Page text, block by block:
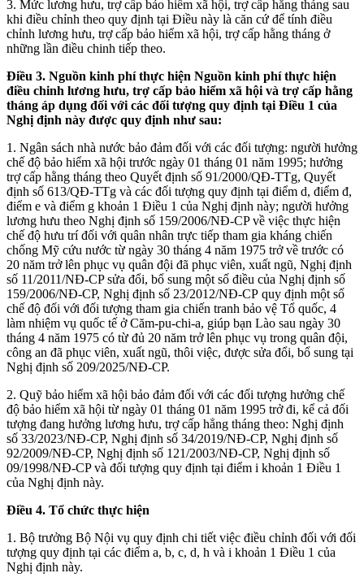
3. Mức lương hưu, trợ cấp bảo hiểm xã hội, trợ cấp hằng tháng sau
khi điều chỉnh theo quy định tại Điều này là căn cứ để tính điều
chỉnh lương hưu, trợ cấp bảo hiểm xã hội, trợ cấp hằng tháng ở
những lần điều chinh tiếp theo.
Điều 3. Nguồn kinh phí thực hiện Nguồn kinh phí thực hiện
điều chinh lương hưu, trợ cấp bảo hiểm xã hội và trợ cấp hằng
tháng áp dụng đối với các đối tượng quy định tại Điều 1 của
Nghị định này được quy định như sau:
1. Ngân sách nhà nước bảo đảm đối với các đối tượng: người hưởng
chế độ bảo hiểm xã hội trước ngày 01 tháng 01 năm 1995; hưởng
trợ cấp hằng tháng theo Quyết định số 91/2000/QĐ-TTg, Quyết
định số 613/QĐ-TTg và các đối tượng quy định tại điểm d, điểm đ,
điểm e và điểm g khoản 1 Điều 1 của Nghị định này; người hưởng
lương hưu theo Nghị định số 159/2006/NĐ-CP về việc thực hiện
chế độ hưu trí đối với quân nhân trực tiếp tham gia kháng chiến
chống Mỹ cứu nước từ ngày 30 tháng 4 năm 1975 trở về trước có
20 năm trở lên phục vụ quân đội đã phục viên, xuất ngũ, Nghị định
số 11/2011/NĐ-CP sửa đổi, bổ sung một số điều của Nghị định số
159/2006/NĐ-CP, Nghị định số 23/2012/NĐ-CР quy định một số
chế độ đối với đối tượng tham gia chiến tranh bảo vệ Tổ quốc, 4
làm nhiệm vụ quốc tế ở Căm-pu-chi-a, giúp bạn Lào sau ngày 30
tháng 4 năm 1975 có từ đủ 20 năm trở lên phục vụ trong quân đội,
công an đã phục viên, xuất ngũ, thôi việc, được sửa đổi, bổ sung tại
Nghị định số 209/2025/NĐ-СР.
2. Quỹ bảo hiểm xã hội bảo đảm đối với các đối tượng hưởng chế
độ bảo hiểm xã hội từ ngày 01 tháng 01 năm 1995 trở đi, kể cả đối
tượng đang hưởng lương hưu, trợ cấp hẳng tháng theo: Nghị định
số 33/2023/NĐ-CP, Nghị định số 34/2019/NĐ-CP, Nghị định số
92/2009/NĐ-CP, Nghị định số 121/2003/NĐ-CP, Nghị định số
09/1998/NĐ-CP và đối tượng quy định tại điểm i khoản 1 Điều 1
của Nghị định này.
Điều 4. Tổ chức thực hiện
1. Bộ trưởng Bộ Nội vụ quy định chi tiết việc điều chỉnh đối với đối
tượng quy định tại các điểm a, b, c, d, h và i khoản 1 Điều 1 của
Nghị định này.